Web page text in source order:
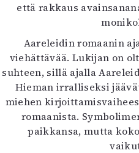
että rakkaus
Aareleidin romaanin
viehättävää. Lukijan on
suhteen, sillä ajalla
Hieman irralliseksi
miehen
romaanista.
paikkansa, mutta